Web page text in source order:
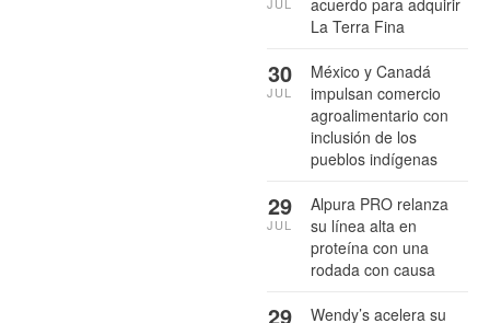
acuerdo para adquirir
La Terra Fina
México y Canadá
impulsan comercio
agroalimentario con
inclusión de los
pueblos indígenas
30
JUL
Alpura PRO relanza
su línea alta en
proteína con una
rodada con causa
29
JUL
Wendy’s acelera su
29